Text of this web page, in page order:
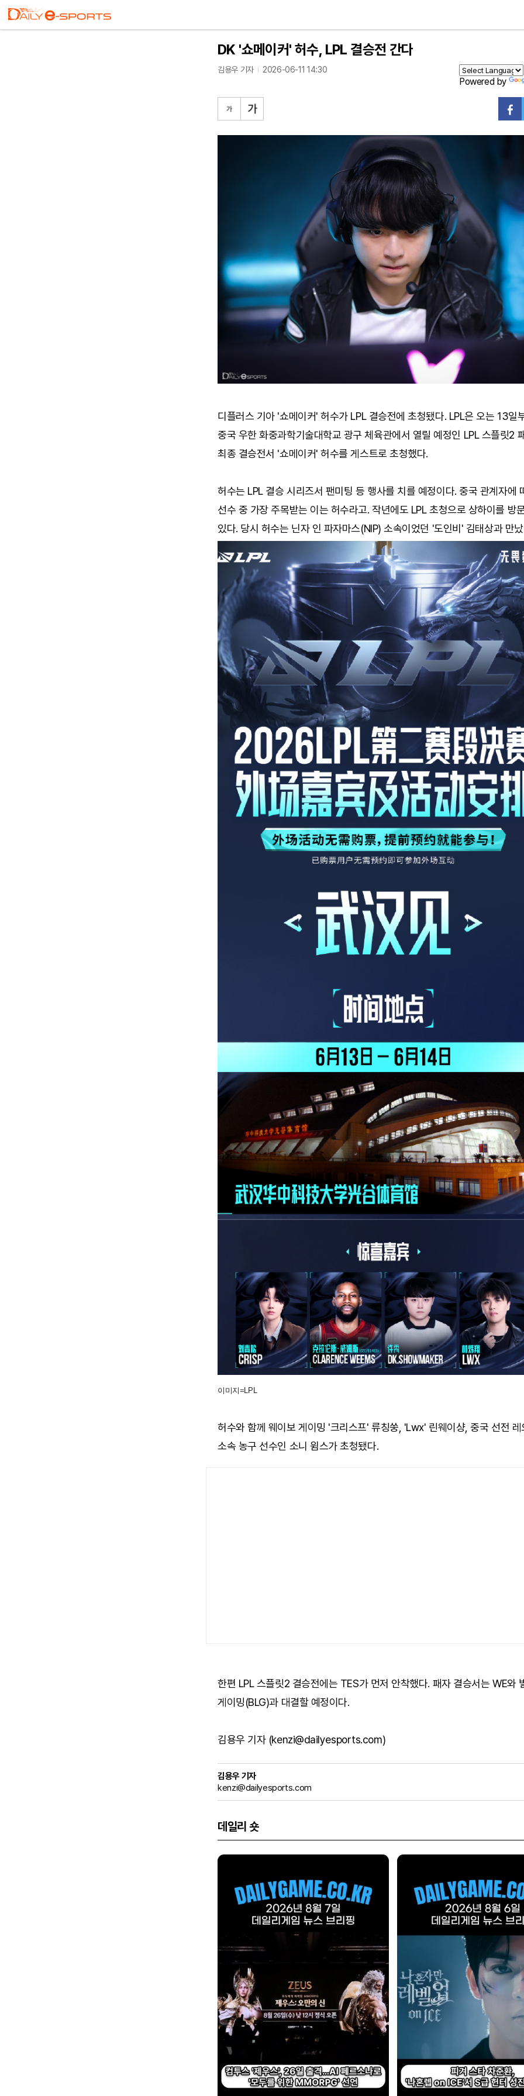
DK '쇼메이커' 허수, LPL 결승전 간다
김용우 기자 2026-06-11 14:30
Powered by
디플러스 기아 '쇼메이커' 허수가 LPL 결승전에 초청됐다. LPL은 오는 13일
중국 우한 화중과학기술대학교 광구 체육관에서 열릴 예정인 LPL 스플릿2
최종 결승전서 '쇼메이커' 허수를 게스트로 초청했다.
허수는 LPL 결승 시리즈서 팬미팅 등 행사를 치를 예정이다. 중국 관계자에
선수 중 가장 주목받는 이는 허수라고. 작년에도 LPL 초청으로 상하이를 방
있다. 당시 허수는 닌자 인 파자마스(NIP) 소속이었던 '도인비' 김태상과 만
이미지=LPL
허수와 함께 웨이보 게이밍 '크리스프' 류칭쑹, 'Lwx' 린웨이샹, 중국 선전 레
소속 농구 선수인 소니 윔스가 초청됐다.
한편 LPL 스플릿2 결승전에는 TES가 먼저 안착했다. 패자 결승서는 WE와
게이밍(BLG)과 대결할 예정이다.
김용우 기자 (kenzi@dailyesports.com)
김용우 기자
kenzi@dailyesports.com
데일리 숏